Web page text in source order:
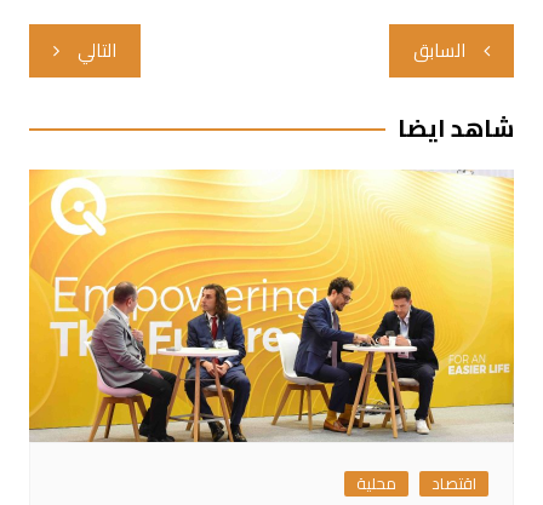
تصفّح
المقالات
السابق التالي
شاهد ايضا
اقتصاد محلية